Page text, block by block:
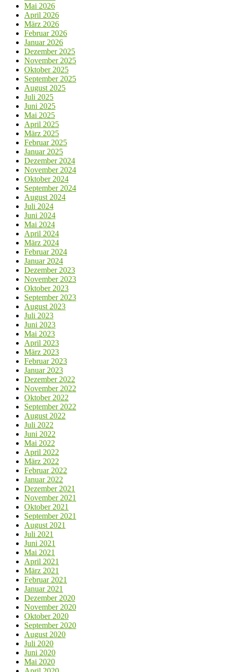
Mai 2026
April 2026
März 2026
Februar 2026
Januar 2026
Dezember 2025
November 2025
Oktober 2025
September 2025
August 2025
Juli 2025
Juni 2025
Mai 2025
April 2025
März 2025
Februar 2025
Januar 2025
Dezember 2024
November 2024
Oktober 2024
September 2024
August 2024
Juli 2024
Juni 2024
Mai 2024
April 2024
März 2024
Februar 2024
Januar 2024
Dezember 2023
November 2023
Oktober 2023
September 2023
August 2023
Juli 2023
Juni 2023
Mai 2023
April 2023
März 2023
Februar 2023
Januar 2023
Dezember 2022
November 2022
Oktober 2022
September 2022
August 2022
Juli 2022
Juni 2022
Mai 2022
April 2022
März 2022
Februar 2022
Januar 2022
Dezember 2021
November 2021
Oktober 2021
September 2021
August 2021
Juli 2021
Juni 2021
Mai 2021
April 2021
März 2021
Februar 2021
Januar 2021
Dezember 2020
November 2020
Oktober 2020
September 2020
August 2020
Juli 2020
Juni 2020
Mai 2020